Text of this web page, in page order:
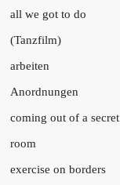
all we got to do
(Tanzfilm)
arbeiten
Anordnungen
coming out of a secret
room
exercise on borders